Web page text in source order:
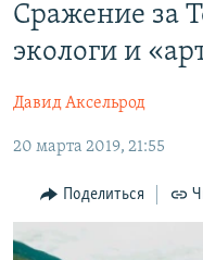
основному
содержанию
навигации
Вернутся
поиску
СПЕЦПРОЕКТЫ
КАРТА ВОЕННЫХ
11 ЛЕТ ОККУПАЦИИ
ИСТОРИЯ
ЕЩЕ
ИНТЕРАКТИВ
РАДІО СВОБОДА
КАК ОБОЙТИ
Сражение за
экологи и
Давид Аксельрод
20 марта 2019, 21:55
Поделиться